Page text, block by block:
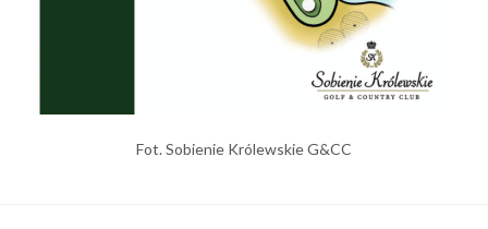
Fot. Sobienie Królewskie G&CC